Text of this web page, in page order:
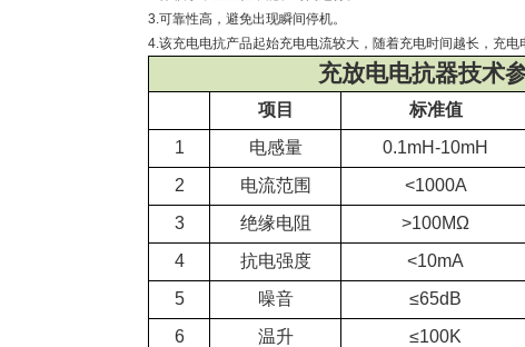
3.可靠性高，避免出现瞬
4.该充电电抗产品起始充电电流较大，随着充电时间越长，充电
充放电电抗器技术
项目 标准值
1
电感量
0.1mH-10mH
2
电流范围
<1000A
3
绝缘电阻 >100MΩ
4
抗电强度 <10mA
5
噪音 ≤65dB
6
温升 ≤100K